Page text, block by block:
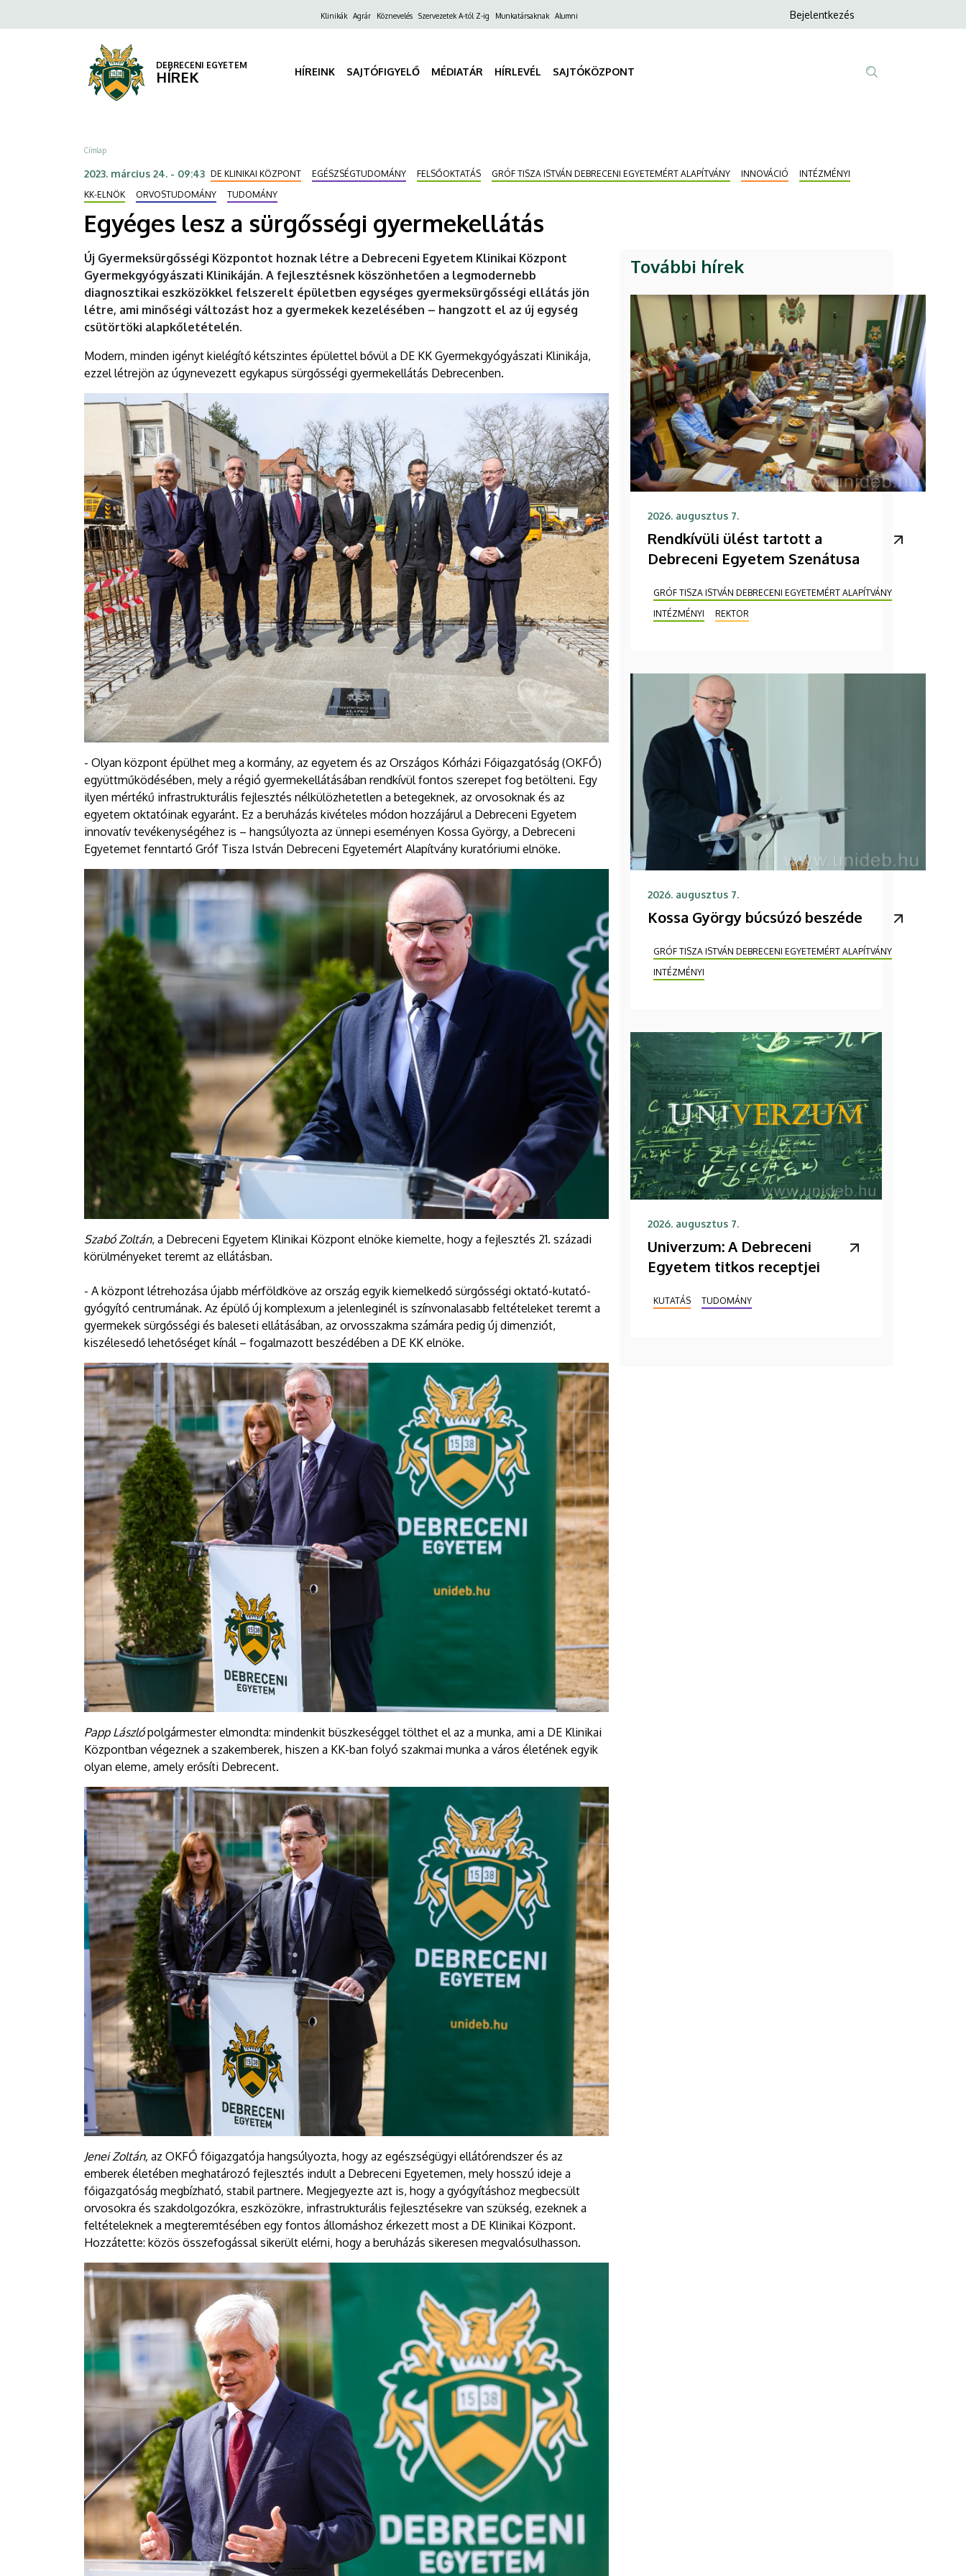
sürgősségi
DEBRECENI
EGYETEM
a
FelsőKlinikák Agrár Köznevelés Szervezetek A-tól Z-ig Munkatársaknak Alumni
Anonim
Bejelentkezés
DEBRECENI EGYETEM
HÍREK HÍREINK SAJTÓFIGYELŐ MÉDIATÁR HÍRLEVÉL SAJTÓKÖZPONT
Morzsa
Címlap
2023. március 24. - 09:43 DE KLINIKAI KÖZPONT EGÉSZSÉGTUDOMÁNY FELSŐOKTATÁS GRÓF TISZA ISTVÁN DEBRECENI EGYETEMÉRT ALAPÍTVÁNY INNOVÁCIÓ
INTÉZMÉNYI
KK-ELNÖK
ORVOSTUDOMÁNY TUDOMÁNY
Egyéges lesz a sürgősségi gyermekellátás
Új Gyermeksürgősségi Központot hoznak létre a Debreceni Egyetem Klinikai Központ
Gyermekgyógyászati Klinikáján. A fejlesztésnek köszönhetően a legmodernebb
diagnosztikai eszközökkel felszerelt épületben egységes gyermeksürgősségi ellátás jön
létre, ami minőségi változást hoz a gyermekek kezelésében – hangzott el az új egység
csütörtöki alapkőletételén.
Modern, minden igényt kielégítő kétszintes épülettel bővül a DE KK Gyermekgyógyászati Klinikája,
ezzel létrejön az úgynevezett egykapus sürgősségi gyermekellátás Debrecenben.
- Olyan központ épülhet meg a kormány, az egyetem és az Országos Kórházi Főigazgatóság (OKFŐ)
együttműködésében, mely a régió gyermekellátásában rendkívül fontos szerepet fog betölteni. Egy
ilyen mértékű infrastrukturális fejlesztés nélkülözhetetlen a betegeknek, az orvosoknak és az
egyetem oktatóinak egyaránt. Ez a beruházás kivételes módon hozzájárul a Debreceni Egyetem
innovatív tevékenységéhez is – hangsúlyozta az ünnepi eseményen Kossa György, a Debreceni
Egyetemet fenntartó Gróf Tisza István Debreceni Egyetemért Alapítvány kuratóriumi elnöke.
Szabó Zoltán, a Debreceni Egyetem Klinikai Központ elnöke kiemelte, hogy a fejlesztés 21. századi
körülményeket teremt az ellátásban.
- A központ létrehozása újabb mérföldköve az ország egyik kiemelkedő sürgősségi oktató-kutató-
gyógyító centrumának. Az épülő új komplexum a jelenleginél is színvonalasabb feltételeket teremt a
gyermekek sürgősségi és baleseti ellátásában, az orvosszakma számára pedig új dimenziót,
kiszélesedő lehetőséget kínál – fogalmazott beszédében a DE KK elnöke.
Papp Lászlópolgármester elmondta: mindenkit büszkeséggel tölthet el az a munka, ami a DE Klinikai
Központban végeznek a szakemberek, hiszen a KK-ban folyó szakmai munka a város életének egyik
olyan eleme, amely erősíti Debrecent.
Jenei Zoltán, az OKFŐ főigazgatója hangsúlyozta, hogy az egészségügyi ellátórendszer és az
emberek életében meghatározó fejlesztés indult a Debreceni Egyetemen, mely hosszú ideje a
főigazgatóság megbízható, stabil partnere. Megjegyezte azt is, hogy a gyógyításhoz megbecsült
orvosokra és szakdolgozókra, eszközökre, infrastrukturális fejlesztésekre van szükség, ezeknek a
feltételeknek a megteremtésében egy fontos állomáshoz érkezett most a DE Klinikai Központ.
Hozzátette: közös összefogással sikerült elérni, hogy a beruházás sikeresen megvalósulhasson.
További hírek
2026. augusztus 7.
Rendkívüli ülést tartott a
Debreceni Egyetem Szenátusa
GRÓF TISZA ISTVÁN DEBRECENI EGYETEMÉRT ALAPÍTVÁNY
INTÉZMÉNYI
REKTOR
2026. augusztus 7.
Kossa György búcsúzó beszéde
GRÓF TISZA ISTVÁN DEBRECENI EGYETEMÉRT ALAPÍTVÁNY
INTÉZMÉNYI
2026. augusztus 7.
Univerzum: A Debreceni
Egyetem titkos receptjei
KUTATÁS TUDOMÁNY